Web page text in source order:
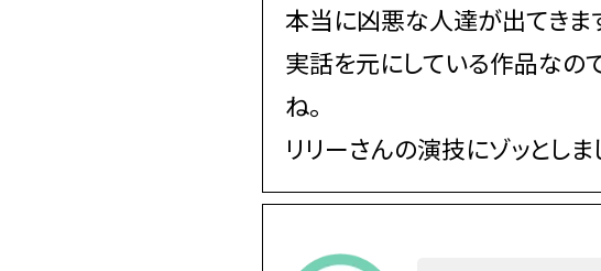
本当に凶悪な人達が出てきま
実話を元にしている作品なの
ね。
リリーさんの演技にゾッとしま